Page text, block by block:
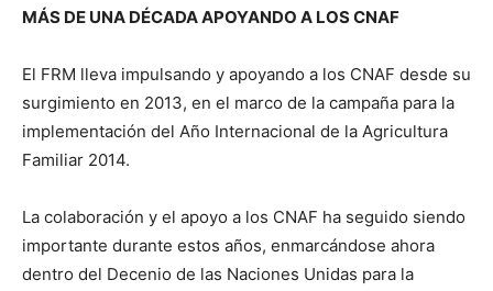
MÁS DE UNA DÉCADA APOYANDO A LOS CNAF
El FRM lleva impulsando y apoyando a los CNAF desde su
surgimiento en 2013, en el marco de la campaña para la
implementación del Año Internacional de la Agricultura
Familiar 2014.
La colaboración y el apoyo a los CNAF ha seguido siendo
importante durante estos años, enmarcándose ahora
dentro del Decenio de las Naciones Unidas para la